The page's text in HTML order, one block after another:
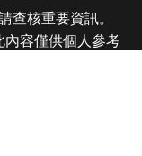
查核重要資訊。
內容僅供個人參考